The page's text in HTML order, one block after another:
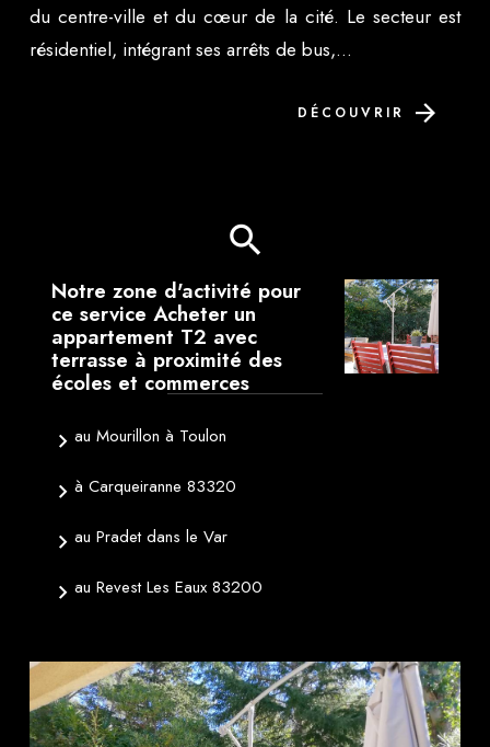
du centre-ville et du cœur de la cité. Le secteur est
résidentiel, intégrant ses arrêts de bus,...
DÉCOUVRIR
Notre zone d'activité pour
ce service Acheter un
appartement T2 avec
terrasse à proximité des
écoles et commerces
au Mourillon à Toulon
à Carqueiranne 83320
au Pradet dans le Var
au Revest Les Eaux 83200